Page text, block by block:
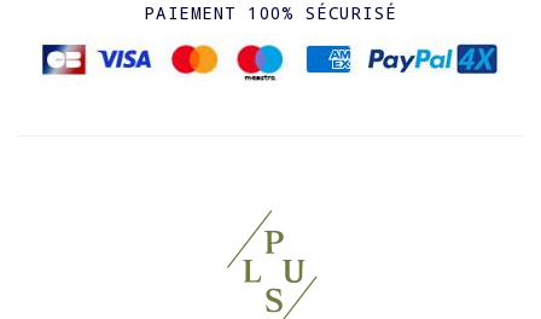
PAIEMENT 100% SÉCURISÉ